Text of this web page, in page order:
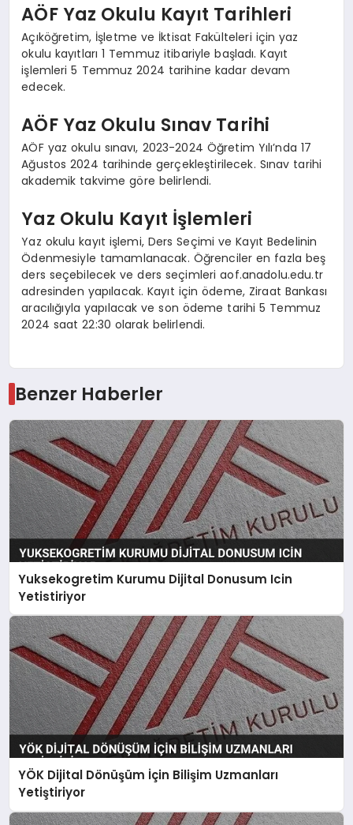
AÖF Yaz Okulu Kayıt Tarihleri
Açıköğretim, İşletme ve İktisat Fakülteleri için yaz
okulu kayıtları 1 Temmuz itibariyle başladı. Kayıt
işlemleri 5 Temmuz 2024 tarihine kadar devam
edecek.
AÖF Yaz Okulu Sınav Tarihi
AÖF yaz okulu sınavı, 2023-2024 Öğretim Yılı’nda 17
Ağustos 2024 tarihinde gerçekleştirilecek. Sınav tarihi
akademik takvime göre belirlendi.
Yaz Okulu Kayıt İşlemleri
Yaz okulu kayıt işlemi, Ders Seçimi ve Kayıt Bedelinin
Ödenmesiyle tamamlanacak. Öğrenciler en fazla beş
ders seçebilecek ve ders seçimleri aof.anadolu.edu.tr
adresinden yapılacak. Kayıt için ödeme, Ziraat Bankası
aracılığıyla yapılacak ve son ödeme tarihi 5 Temmuz
2024 saat 22:30 olarak belirlendi.
Benzer Haberler
Yuksekogretim Kurumu Dijital Donusum Icin
Yetistiriyor
YÖK Dijital Dönüşüm İçin Bilişim Uzmanları
Yetiştiriyor